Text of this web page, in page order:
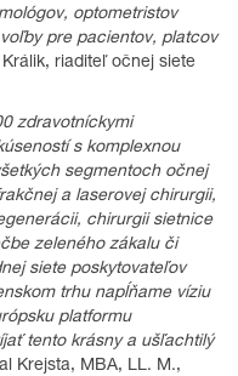
optometristov
pre pacientov, platcov
riaditeľ očnej siete
zdravotníckymi
s komplexnou
segmentoch očnej
a laserovej chirurgii,
chirurgii sietnice
zeleného zákalu či
siete poskytovateľov
trhu napĺňame víziu
platformu
tento krásny a ušľachtilý
Krejsta, MBA, LL. M.,